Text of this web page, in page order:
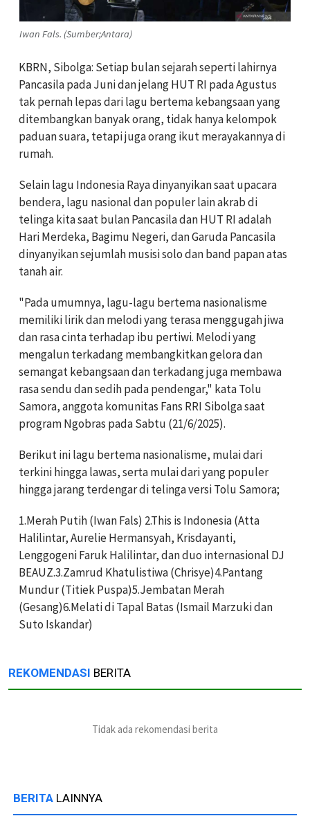
Iwan Fals. (Sumber;Antara)
KBRN, Sibolga: Setiap bulan sejarah seperti lahirnya
Pancasila pada Juni dan jelang HUT RI pada Agustus
tak pernah lepas dari lagu bertema kebangsaan yang
ditembangkan banyak orang, tidak hanya kelompok
paduan suara, tetapi juga orang ikut merayakannya di
rumah.
Selain lagu Indonesia Raya dinyanyikan saat upacara
bendera, lagu nasional dan populer lain akrab di
telinga kita saat bulan Pancasila dan HUT RI adalah
Hari Merdeka, Bagimu Negeri, dan Garuda Pancasila
dinyanyikan sejumlah musisi solo dan band papan atas
tanah air.
"Pada umumnya, lagu-lagu bertema nasionalisme
memiliki lirik dan melodi yang terasa menggugah jiwa
dan rasa cinta terhadap ibu pertiwi. Melodi yang
mengalun terkadang membangkitkan gelora dan
semangat kebangsaan dan terkadang juga membawa
rasa sendu dan sedih pada pendengar," kata Tolu
Samora, anggota komunitas Fans RRI Sibolga saat
program Ngobras pada Sabtu (21/6/2025).
Berikut ini lagu bertema nasionalisme, mulai dari
terkini hingga lawas, serta mulai dari yang populer
hingga jarang terdengar di telinga versi Tolu Samora;
1.Merah Putih (Iwan Fals) 2.This is Indonesia (Atta
Halilintar, Aurelie Hermansyah, Krisdayanti,
Lenggogeni Faruk Halilintar, dan duo internasional DJ
BEAUZ.3.Zamrud Khatulistiwa (Chrisye)4.Pantang
Mundur (Titiek Puspa)5.Jembatan Merah
(Gesang)6.Melati di Tapal Batas (Ismail Marzuki dan
Suto Iskandar)
REKOMENDASI BERITA
Tidak ada rekomendasi berita
BERITA LAINNYA